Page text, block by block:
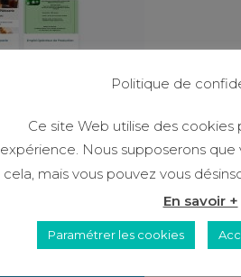
Politique de
Ce site Web utilise des
expérience. Nous supposerons
cela, mais vous pouvez vous
En savoir +
Paramétrer les cookies